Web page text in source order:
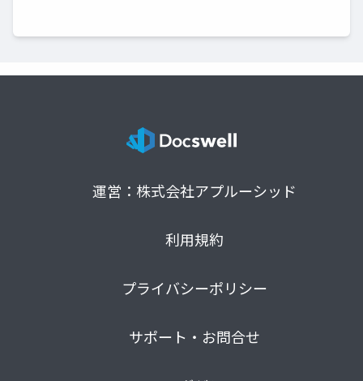
運営：株式会社アプルーシッド
利用規約
プライバシーポリシー
サポート・お問合せ